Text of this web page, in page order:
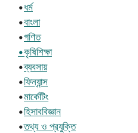
•ধর্ম
•বাংলা
•গণিত
•কৃষিশিক্ষা
•ব্যবসায়
•ফিন্যান্স
•মার্কেটিং
•হিসাববিজ্ঞান
•তথ্য ও প্রযুক্তি